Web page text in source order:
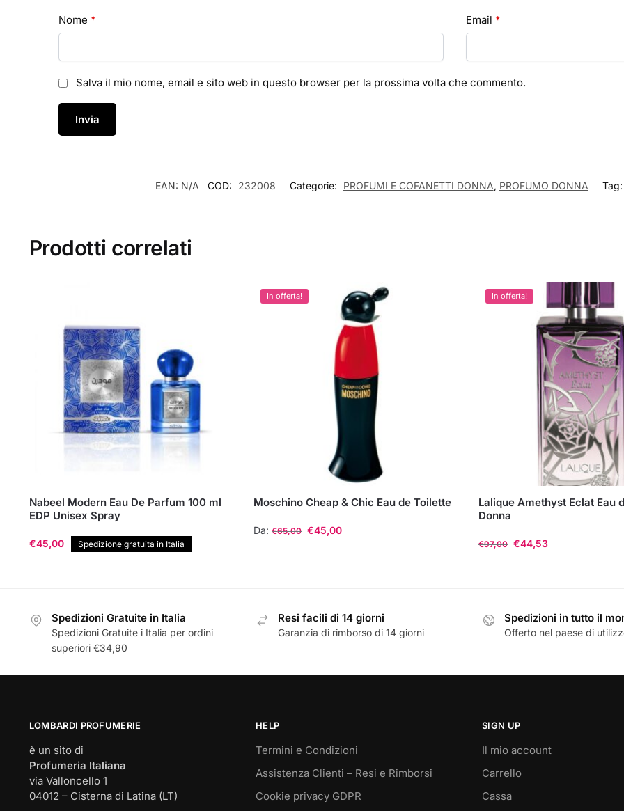
Nome * Email *
Salva il mio nome, email e sito web in questo browser per la prossima volta che commento.
EAN: N/A COD: 232008 Categorie: PROFUMI E COFANETTI DONNA, PROFUMO DONNA Tag:
Prodotti correlati
Nabeel Modern Eau De Parfum 100 ml
EDP Unisex Spray
€45,00 Spedizione gratuita in Italia
In offerta!
Moschino Cheap & Chic Eau de Toilette
Da:€65,00 €45,00
varianti.
possono
nella
pagina
prodotto
In offerta!
Lalique Amethyst Eclat Eau
Donna
€97,00 €44,53
più
varianti.
opzioni
scelte
pagina
del
prodotto
Spedizioni Gratuite in Italia
Spedizioni Gratuite i Italia per ordini
superiori €34,90
Resi facili di 14 giorni
Garanzia di rimborso di 14 giorni
Spedizioni in tutto il
Offerto nel paese di
LOMBARDI PROFUMERIE
è un sito di
Profumeria Italiana
via Valloncello 1
04012 – Cisterna di Latina (LT)
HELP
Termini e Condizioni
Assistenza Clienti – Resi e Rimborsi
Cookie privacy GDPR
SIGN UP
Il mio account
Carrello
Cassa